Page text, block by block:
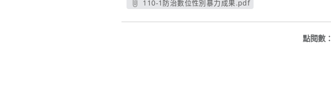
110-1防治數位性別暴力成果.pdf
點閱數：